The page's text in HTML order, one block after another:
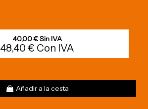
40,00 € Sin IVA
48,40 € Con IVA
Añadir a la cesta